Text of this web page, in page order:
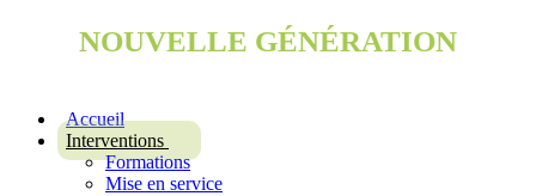
NOUVELLE GÉNÉRATION
Accueil
Interventions
Formations
Mise en service